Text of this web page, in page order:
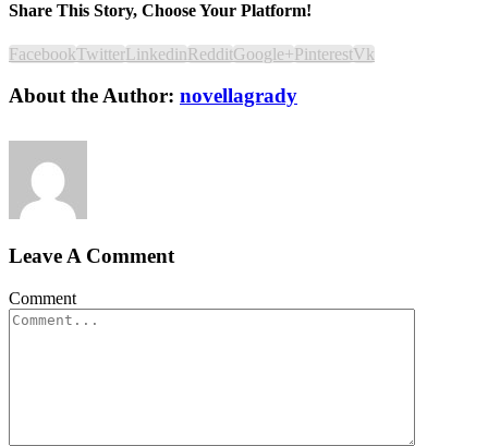
Share This Story, Choose Your Platform!
FacebookTwitterLinkedinRedditGoogle+PinterestVk
About the Author: novellagrady
Leave A Comment
Comment